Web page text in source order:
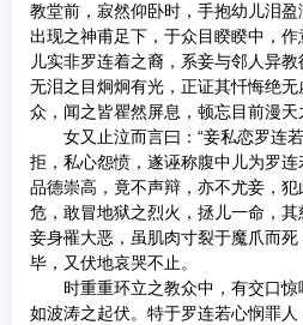
教堂前，寂然仰卧时，手抱幼儿泪
出现之神甫足下，于众目睽睽中，
儿实非罗连着之裔，系妾与邻人异教
无泪之目炯炯有光，正证其忏悔绝
众，闻之皆瞿然屏息，顿忘目前漫天
女又止泣而言曰：“妾私恋罗连若
拒，私心怨愤，遂诬称腹中儿为罗
品德崇高，竟不声辩，亦不尤妾，
危，敢冒地狱之烈火，拯儿一命，其
妾身罹大恶，虽肌肉寸裂于魔爪而
毕，又伏地哀哭不止。
时重重环立之教众中，有交口惊
如波涛之起伏。特于罗连若心悯罪人